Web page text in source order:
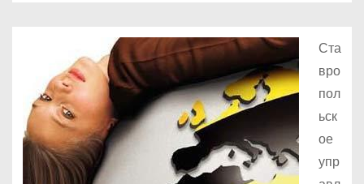
Ста
вро
пол
ьск
ое
упр